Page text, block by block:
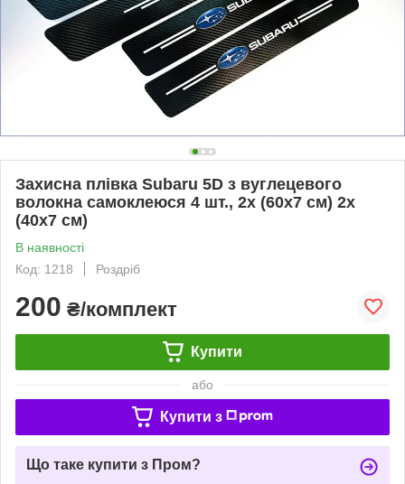
Захисна плівка Subaru 5D з вуглецевого
волокна самоклеюся 4 шт., 2х (60х7 см) 2х
(40х7 см)
В наявності
Код: 1218
Роздріб
200 ₴/комплект
Купити
або
Купити з
Що таке купити з Пром?